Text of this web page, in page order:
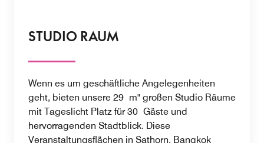
STUDIO RAUM
Wenn es um geschäftliche Angelegenheiten
geht, bieten unsere 29 m" großen Studio Räume
mit Tageslicht Platz für 30 Gäste und
hervorragenden Stadtblick. Diese
Veranstaltungsflächen in Sathorn, Bangkok